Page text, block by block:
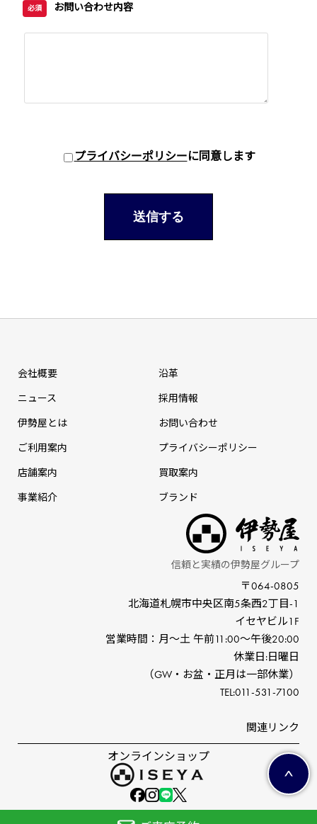
必須 お問い合わせ内容
プライバシーポリシーに同意します
会社概要
ニュース
伊勢屋とは
ご利用案内
店舗案内
事業紹介
沿革
採⽤情報
お問い合わせ
プライバシーポリシー
買取案内
ブランド
信頼と実績の伊勢屋グループ
〒064-0805
北海道札幌市中央区南5条⻄2丁⽬-1
イセヤビル1F
営業時間：⽉〜⼟ 午前11:00〜午後20:00
休業⽇:⽇曜⽇
（GW‧お盆‧正⽉は⼀部休業）
TEL:011-531-7100
関連リンク
オンラインショップ